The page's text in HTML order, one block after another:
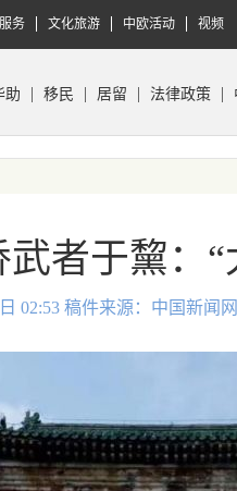
务 文化旅游 中欧活动 视频
助 移民 居留 法律政策
者于黧：
02:53 稿件来源：中国新闻网